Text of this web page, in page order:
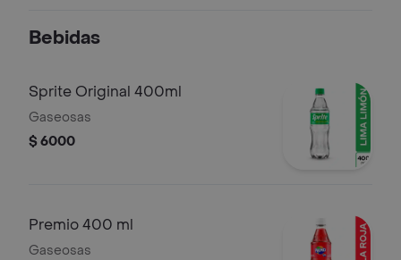
Bebidas
Sprite Original 400ml
Gaseosas
$ 6000
Premio 400 ml
Gaseosas